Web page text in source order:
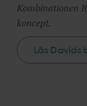
Kombinationen
koncept.
Läs Davids